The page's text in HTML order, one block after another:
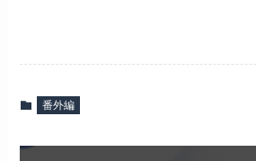
番外編